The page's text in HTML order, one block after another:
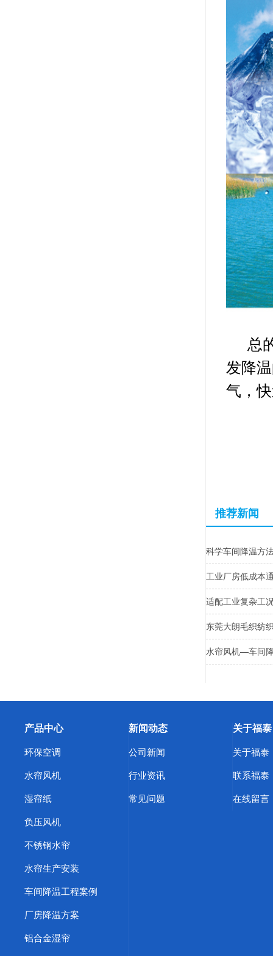
总的
发降
气，
推荐新闻
科学车间降温方
工业厂房低成本
适配工业复杂工
东莞大朗毛织纺
水帘风机—车间
产品中心
环保空调
水帘风机
湿帘纸
负压风机
不锈钢水帘
水帘生产安装
车间降温工程案例
厂房降温方案
铝合金湿帘
新闻动态
公司新闻
行业资讯
常见问题
关于福泰
关于福泰
联系福泰
在线留言